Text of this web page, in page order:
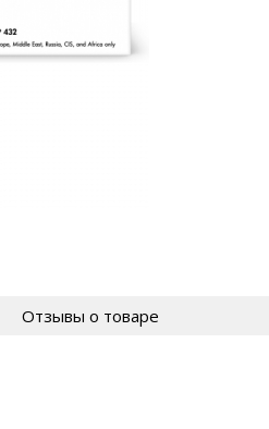
Отзывы о товаре